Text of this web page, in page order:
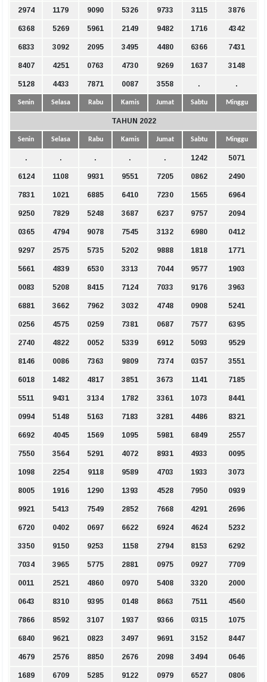
2974 1179 9090 5326 9733 3115 3876
6368 5269 5961 2149 9482 1716 4342
6833 3092 2095 3495 4480 6366 7431
8407 4251 0763 4730 9269 1637 3148
5128 4433 7871 0087 3558 . .
Senin Selasa Rabu Kamis Jumat Sabtu Minggu
TAHUN 2022
Senin Selasa Rabu Kamis Jumat Sabtu Minggu
. . . . . 1242 5071
6124 1108 9931 9551 7205 0862 2490
7831 1021 6885 6410 7230 1565 6964
9250 7829 5248 3687 6237 9757 2094
0365 4794 9078 7545 3132 6980 0412
9297 2575 5735 5202 9888 1818 1771
5661 4839 6530 3313 7044 9577 1903
0083 5208 8415 7124 7033 9176 3963
6881 3662 7962 3032 4748 0908 5241
0256 4575 0259 7381 0687 7577 6395
2740 4822 0052 5339 6912 5093 9529
8146 0086 7363 9809 7374 0357 3551
6018 1482 4817 3851 3673 1141 7185
5511 9431 3134 1782 3361 1073 8441
0994 5148 5163 7183 3281 4486 8321
6692 4045 1569 1095 5981 6849 2557
7550 3564 5291 4072 8931 4933 0095
1098 2254 9118 9589 4703 1933 3073
8005 1916 1290 1393 4528 7950 0939
9921 5413 7549 2852 7668 4291 2696
6720 0402 0697 6622 6924 4624 5232
3350 9150 9253 1158 2794 8153 6292
7034 3965 5775 2881 0975 0927 7709
0011 2521 4860 0970 5408 3320 2000
0643 8310 9395 0148 8663 7511 4560
7866 8592 3107 1937 9366 0315 1075
6840 9621 0823 3497 9691 3152 8447
4679 2576 8850 2676 2098 3494 0646
1689 6709 5285 9122 0979 6527 0806